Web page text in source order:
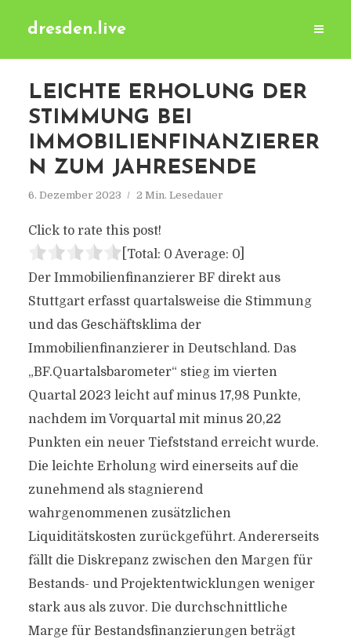
dresden.live
LEICHTE ERHOLUNG DER
STIMMUNG BEI
IMMOBILIENFINANZIERER
N ZUM JAHRESENDE
6. Dezember 2023 2 Min. Lesedauer
Click to rate this post!
[Total: 0 Average: 0]
Der Immobilienfinanzierer BF direkt aus
Stuttgart erfasst quartalsweise die Stimmung
und das Geschäftsklima der
Immobilienfinanzierer in Deutschland. Das
„BF.Quartalsbarometer“ stieg im vierten
Quartal 2023 leicht auf minus 17,98 Punkte,
nachdem im Vorquartal mit minus 20,22
Punkten ein neuer Tiefststand erreicht wurde.
Die leichte Erholung wird einerseits auf die
zunehmend als stagnierend
wahrgenommenen zusätzlichen
Liquiditätskosten zurückgeführt. Andererseits
fällt die Diskrepanz zwischen den Margen für
Bestands- und Projektentwicklungen weniger
stark aus als zuvor. Die durchschnittliche
Marge für Bestandsfinanzierungen beträgt